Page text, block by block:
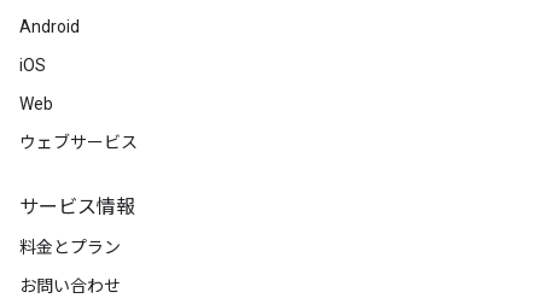
Android
iOS
Web
ウェブサービス
サービス情報
料金とプラン
お問い合わせ